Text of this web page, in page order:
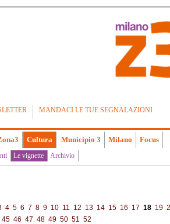
MANDACI LE TUE SEGNALAZIONI
Cultura Municipio 3 Milano Focus
Le vignette Archivio
4 5 6 7 8 9 10 11 12 13 14 15 16 17 18 19
45 46 47 48 49 50 51 52